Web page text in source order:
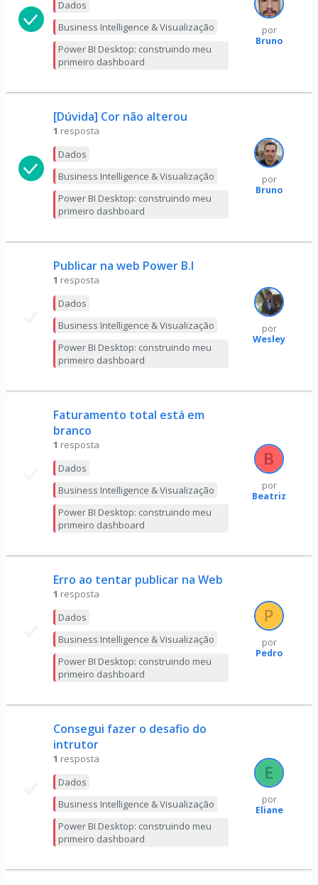
Dados
Business Intelligence & Visualização
Power BI Desktop: construindo meu
primeiro dashboard
por
Bruno
[Dúvida] Cor não alterou
1 resposta
Dados
Business Intelligence & Visualização
Power BI Desktop: construindo meu
primeiro dashboard
por
Bruno
Publicar na web Power B.I
1 resposta
Dados
Business Intelligence & Visualização
Power BI Desktop: construindo meu
primeiro dashboard
por
Wesley
Faturamento total está em
branco
1 resposta
Dados
Business Intelligence & Visualização
Power BI Desktop: construindo meu
primeiro dashboard
por
Beatriz
Erro ao tentar publicar na Web
1 resposta
Dados
Business Intelligence & Visualização
Power BI Desktop: construindo meu
primeiro dashboard
por
Pedro
Consegui fazer o desafio do
intrutor
1 resposta
Dados
Business Intelligence & Visualização
Power BI Desktop: construindo meu
primeiro dashboard
por
Eliane